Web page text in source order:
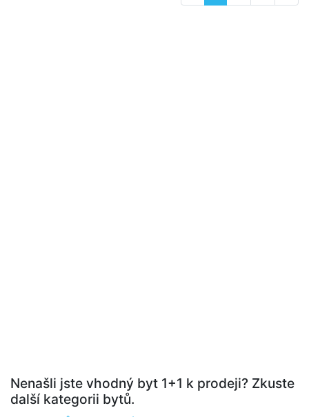
Nenašli jste vhodný byt 1+1 k prodeji? Zkuste
další kategorii bytů.